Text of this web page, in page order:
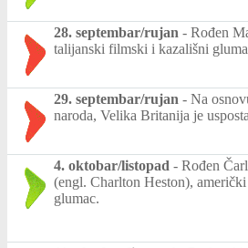
28. septembar/rujan - Rođen
talijanski filmski i kazališni
29. septembar/rujan - Na
naroda, Velika Britanija je
4. oktobar/listopad - Rođen
(engl. Charlton Heston),
glumac.